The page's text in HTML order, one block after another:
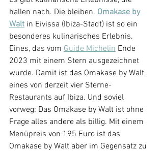
hallen nach. Die bleiben. Omakase by
Walt in Eivissa (Ibiza-Stadt) ist so ein
besonderes kulinarisches Erlebnis.
Eines, das vom Guide Michelin Ende
2023 mit einem Stern ausgezeichnet
wurde. Damit ist das Omakase by Walt
eines von derzeit vier Sterne-
Restaurants auf Ibiza. Und soviel
vorweg: Das Omakase by Walt ist ohne
Frage alles andere als billig. Mit einem
Menüpreis von 195 Euro ist das
Omakase by Walt aber im Gegensatz zu